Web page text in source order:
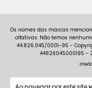
44826045000195 -